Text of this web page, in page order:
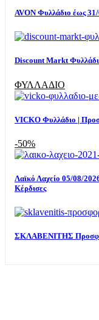
AVON Φυλλάδιο έως
Discount Markt
ΦΥΛΛΑΔΙΟ
VICKO Φυλλάδιο |
-50%
Λαϊκό Λαχείο 05/08/
Κέρδισες
ΣΚΛΑΒΕΝΙΤΗΣ